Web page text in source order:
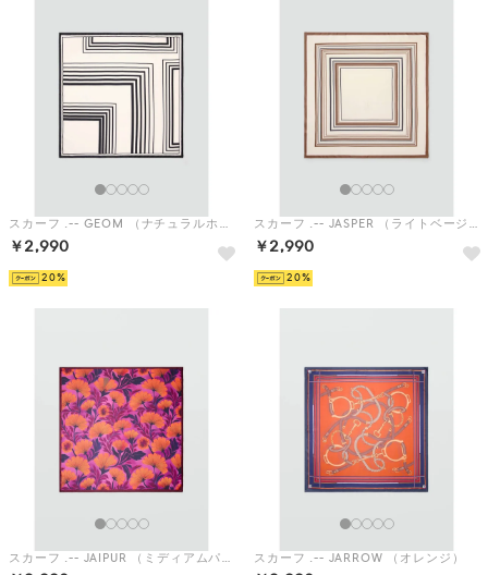
スカーフ .-- GEOM （ナチュラルホワイト）
￥2,990
20
スカーフ .-- JASPER （ライトベージュ）
￥2,990
20
スカーフ .-- JAIPUR （ミディアムパープル） スカーフ .-- JARROW （オレンジ）